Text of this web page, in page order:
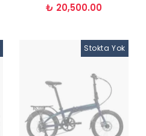
₺ 20,500.00
Stokta Yok